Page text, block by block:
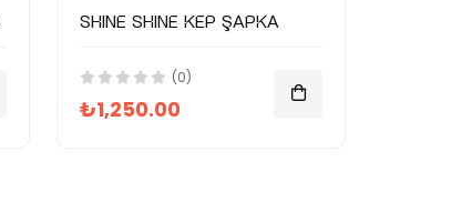
SHINE SHINE Kep Şapka
(0)
₺1,250.00